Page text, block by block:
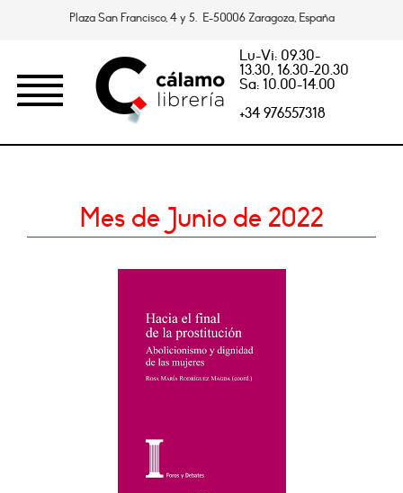
Plaza San Francisco, 4 y 5. E-50006 Zaragoza, España
Lu-Vi: 09.30-
13.30, 16.30-20.30
Sa: 10.00-14.00
+34 976557318
Mes de Junio de 2022